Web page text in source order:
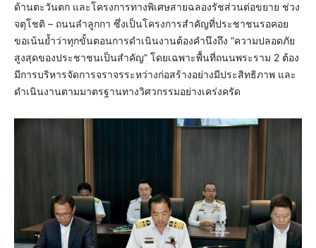
ด้านตะวันตก และโครงการทางพิเศษสายฉลองรัชส่วนต่อขยาย ช่วง
จตุโชติ – ถนนลำลูกกา ซึ่งเป็นโครงการสำคัญที่ประชาชนรอคอย
ขอเน้นย้ำว่าทุกขั้นตอนการดำเนินงานต้องคำนึงถึง “ความปลอดภัย
สูงสุดของประชาชนเป็นสำคัญ” โดยเฉพาะพื้นที่ถนนพระราม 2 ต้อง
มีการบริหารจัดการจราจรระหว่างก่อสร้างอย่างมีประสิทธิภาพ และ
ดำเนินงานตามมาตรฐานทางวิศวกรรมอย่างเคร่งครัด